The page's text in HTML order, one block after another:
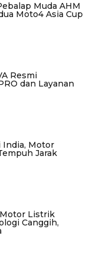
Muda AHM
Moto4 Asia Cup
Resmi
dan Layanan
India, Motor
Jarak
Motor Listrik
Canggih,